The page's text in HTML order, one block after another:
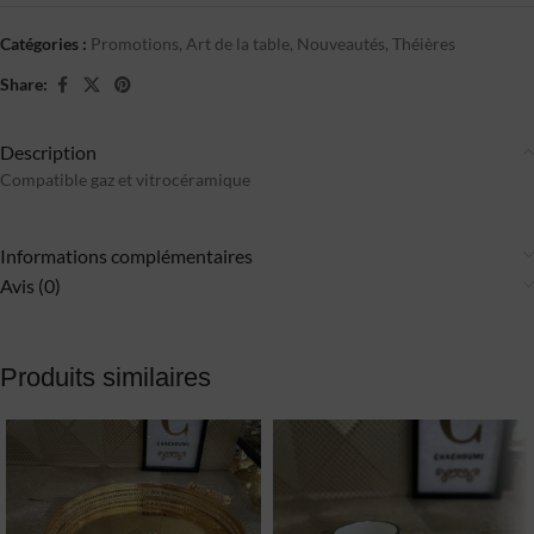
Catégories : Promotions, Art de la table, Nouveautés, Théières
Share:
Description
Compatible gaz et vitrocéramique
Informations complémentaires
Avis (0)
Produits similaires